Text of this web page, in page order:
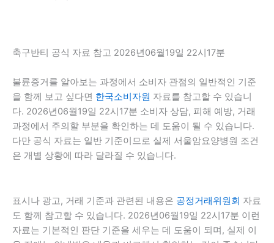
축구반티 공식 자료 참고 2026년06월19일 22시17분
불륜증거를 알아보는 과정에서 소비자 관점의 일반적인 기준
을 함께 보고 싶다면 한국소비자원 자료를 참고할 수 있습니
다. 2026년06월19일 22시17분 소비자 상담, 피해 예방, 거래
과정에서 주의할 부분을 확인하는 데 도움이 될 수 있습니다.
다만 공식 자료는 일반 기준이므로 실제 서울암요양병원 조건
은 개별 상황에 따라 달라질 수 있습니다.
표시나 광고, 거래 기준과 관련된 내용은 공정거래위원회 자료
도 함께 참고할 수 있습니다. 2026년06월19일 22시17분 이런
자료는 기본적인 판단 기준을 세우는 데 도움이 되며, 실제 이